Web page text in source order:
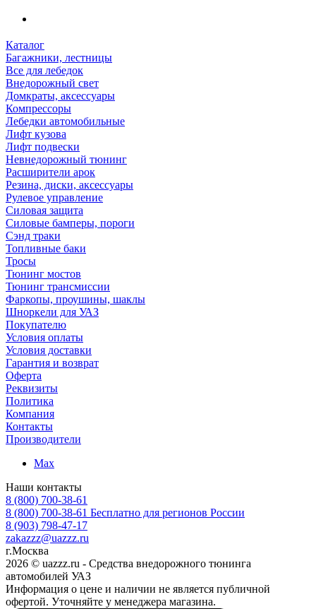
Каталог
Багажники, лестницы
Все для лебедок
Внедорожный свет
Домкраты, аксессуары
Компрессоры
Лебедки автомобильные
Лифт кузова
Лифт подвески
Невнедорожный тюнинг
Расширители арок
Резина, диски, аксессуары
Рулевое управление
Силовая защита
Силовые бамперы, пороги
Сэнд траки
Топливные баки
Тросы
Тюнинг мостов
Тюнинг трансмиссии
Фаркопы, проушины, шаклы
Шноркели для УАЗ
Покупателю
Условия оплаты
Условия доставки
Гарантия и возврат
Оферта
Реквизиты
Политика
Компания
Контакты
Производители
Max
Наши контакты
8 (800) 700-38-61
8 (800) 700-38-61 Бесплатно для регионов России
8 (903) 798-47-17
zakazzz@uazzz.ru
г.Москва
2026 © uazzz.ru - Средства внедорожного тюнинга
автомобилей УАЗ
Информация о цене и наличии не является публичной
офертой. Уточняйте у менеджера магазина.